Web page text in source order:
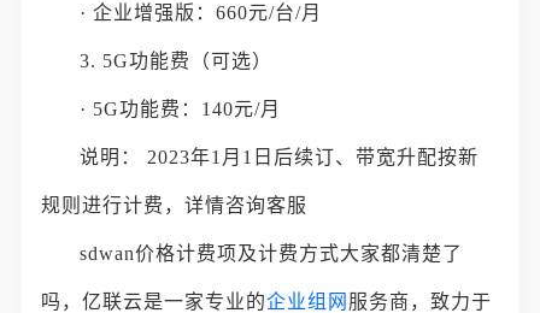
· 企业增强版：660元/台/月
3. 5G功能费（可选）
· 5G功能费：140元/月
说明： 2023年1月1日后续订、带宽升配按新
规则进行计费，详情咨询客服
sdwan价格计费项及计费方式大家都清楚了
吗，亿联云是一家专业的企业组网 服务商，致力于